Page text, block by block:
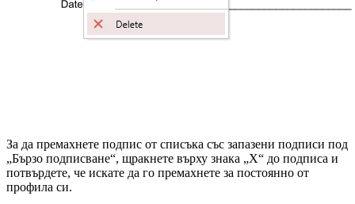
За да премахнете подпис от списъка със запазени подписи под
„Бързо подписване“, щракнете върху знака „X“ до подписа и
потвърдете, че искате да го премахнете за постоянно от
профила си.